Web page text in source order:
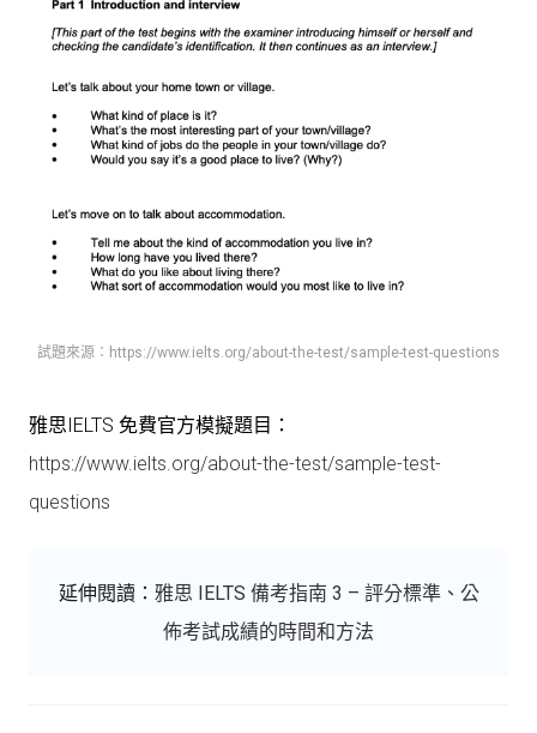
試題來源：https://www.ielts.org/about-the-test/sample-test-questions
雅思IELTS 免費官方模擬題目：
https://www.ielts.org/about-the-test/sample-test-
questions
延伸閱讀： 雅思 IELTS 備考指南 3 – 評分標準、公
佈考試成績的時間和方法